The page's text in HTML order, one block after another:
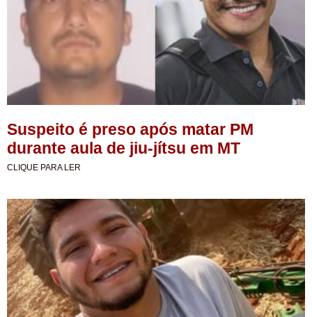
Suspeito é preso após matar PM
durante aula de jiu-jítsu em MT
CLIQUE PARA LER